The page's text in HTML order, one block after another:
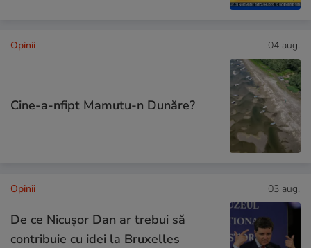
Opinii 04 aug.
Cine-a-nfipt Mamutu-n Dunăre?
Opinii 03 aug.
De ce Nicușor Dan ar trebui să
contribuie cu idei la Bruxelles